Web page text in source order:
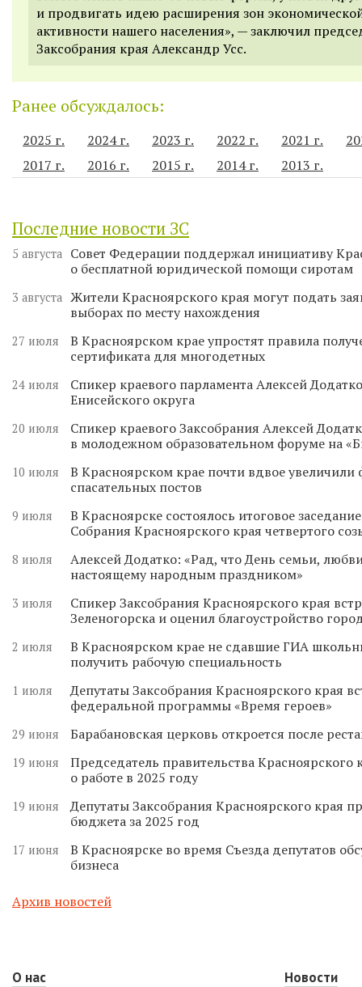
и продвигать идею расширения зон
активности нашего населения», — заключил
Заксобрания края Александр Усс.
Ранее обсуждалось:
2025 г. 2024 г. 2023 г. 2022 г. 2021 г.
2017 г.
2016 г. 2015 г. 2014 г. 2013 г.
Последние новости ЗС
5 августа
Совет Федерации поддержал инициативу
о бесплатной юридической помощи сиротам
3 августа Жители Красноярского края могут подать
выборах по месту нахождения
27 июля
В Красноярском крае упростят правила
сертификата для многодетных
24 июля
Спикер краевого парламента Алексей
Енисейского округа
20 июля
Спикер краевого Заксобрания Алексей
в молодежном образовательном форуме на
10 июля
В Красноярском крае почти вдвое
спасательных постов
9 июля
В Красноярске состоялось итоговое
Собрания Красноярского края четвертого
8 июля
Алексей Додатко: «Рад, что День семьи,
настоящему народным праздником»
3 июля
Спикер Заксобрания Красноярского края
Зеленогорска и оценил благоустройство
2 июля
В Красноярском крае не сдавшие ГИА
получить рабочую специальность
1 июля
Депутаты Заксобрания Красноярского края
федеральной программы «Время героев»
29 июня Барабановская церковь откроется после
19 июня
Председатель правительства Красноярского
о работе в 2025 году
19 июня
Депутаты Заксобрания Красноярского края
бюджета за 2025 год
17 июня
В Красноярске во время Съезда депутатов
бизнеса
Архив новостей
О нас
Новости